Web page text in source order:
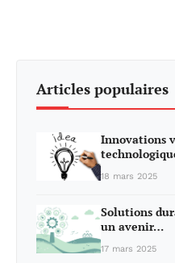
Articles populaires
Innovations
18 mars 2025
Solutions
un avenir…
17 mars 2025